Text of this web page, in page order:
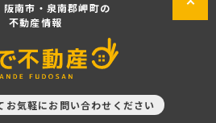
阪南市・泉南郡岬町の
不動産情報
お気軽にお問い合わせください